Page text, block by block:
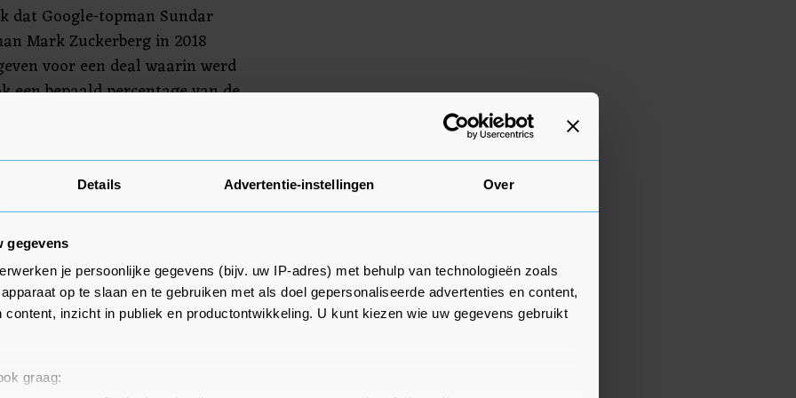
Details Advertentie-instellingen Over
gegevens
je persoonlijke gegevens (bijv. uw IP-adres) met behulp van technologieën zoals
op te slaan en te gebruiken met als doel gepersonaliseerde advertenties en content,
content, inzicht in publiek en productontwikkeling. U kunt kiezen wie uw gegevens gebruikt
graag:
dat Google-topman Sundar
Mark Zuckerberg in 2018
voor een deal waarin werd
een bepaald percentage van de
ook wordt ontkend door
zouden door de deal meer
dan klanten van andere
bedrijven zouden ook afspraken
van prijzen voor
En Facebook zou ermee
terug te trekken uit de
van concurrenten van
voor de rechter